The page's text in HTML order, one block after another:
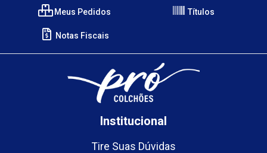
Meus Pedidos Títulos
Notas Fiscais
Institucional
Tire Suas Dúvidas